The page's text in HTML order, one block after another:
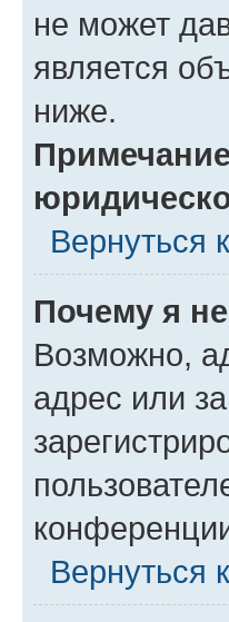
не может
является
ниже.
Вернуться
Почему я
Возможно,
адрес или
Вернуться